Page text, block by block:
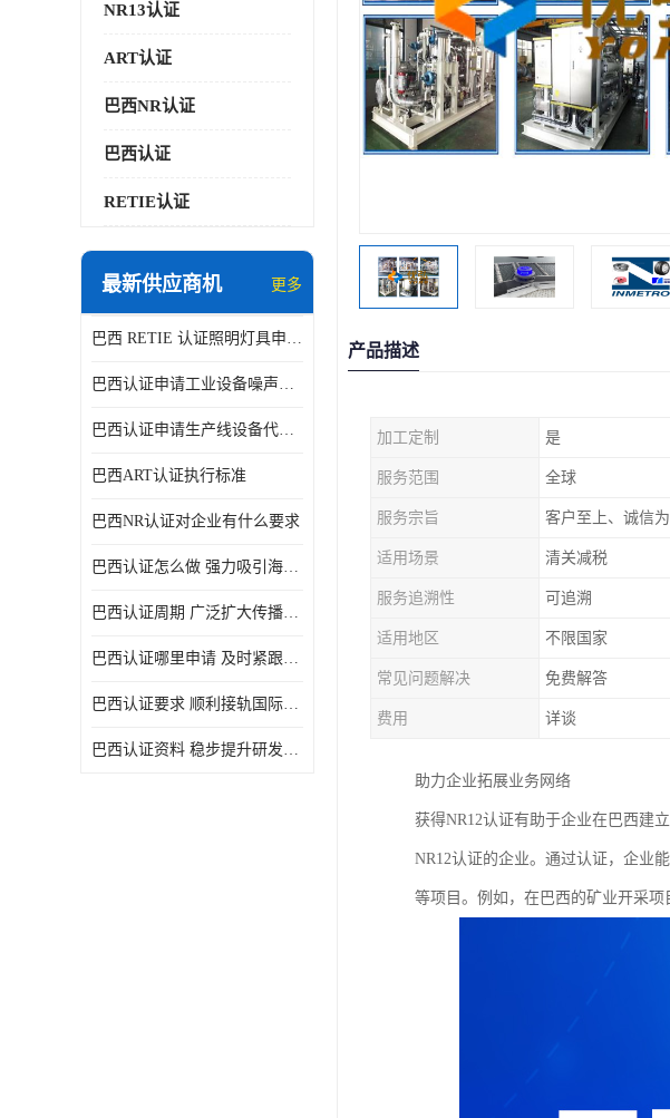
NR13认证
ART认证
巴西NR认证
巴西认证
RETIE认证
最新供应商机 更多
巴西 RETIE 认证照明灯具申请 RETIE 认证
巴西认证申请工业设备噪声控制认证规范
巴西认证申请生产线设备代理机构选择
巴西ART认证执行标准
巴西NR认证对企业有什么要求
巴西认证怎么做 强力吸引海外投资
巴西认证周期 广泛扩大传播范围
巴西认证哪里申请 及时紧跟法规变化
巴西认证要求 顺利接轨国际规范
巴西认证资料 稳步提升研发能力
产品描述
加工定制 是
服务范围 全球
服务宗旨 客户至上、诚信
适用场景 清关减税
服务追溯性 可追溯
适用地区 不限国家
常见问题解决 免费解答
费用 详谈
助力企业拓展业务网络
获得NR12认证有助于企业在巴西建
NR12认证的企业。通过认证，企业
等项目。例如，在巴西的矿业开采项